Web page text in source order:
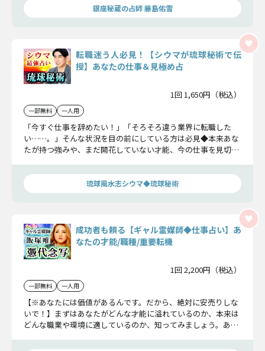
銀座秘蔵の占師 藤島佑雪
転職迷う人必見！【シウマが琉球秘術で伝
授】あなたの仕事＆見極め占
1回 1,650円（税込）
一部無料 一人用
「今すぐ仕事を辞めたい！」「そろそろ違う業界に転職した
い……。」そんな状況を目の前にしている方は必見◆本来あな
たが持つ強みや、まだ開花していない才能、今の仕事を見切る
ただきます！
琉球風水志シウマ◆琉球秘術
成功者も頼る【ギャル霊媒師◆仕事占い】あ
なたの才能/職種/重要転機
1回 2,200円（税込）
一部無料 一人用
【※あなたには価値があるんです。だから、絶対に安売りしな
いで！】まずはあなたがどんな才能に溢れているのか、本来は
どんな職業や環境に適しているのか、知ってみましょう。あな
アアップしていけるはずですよ。